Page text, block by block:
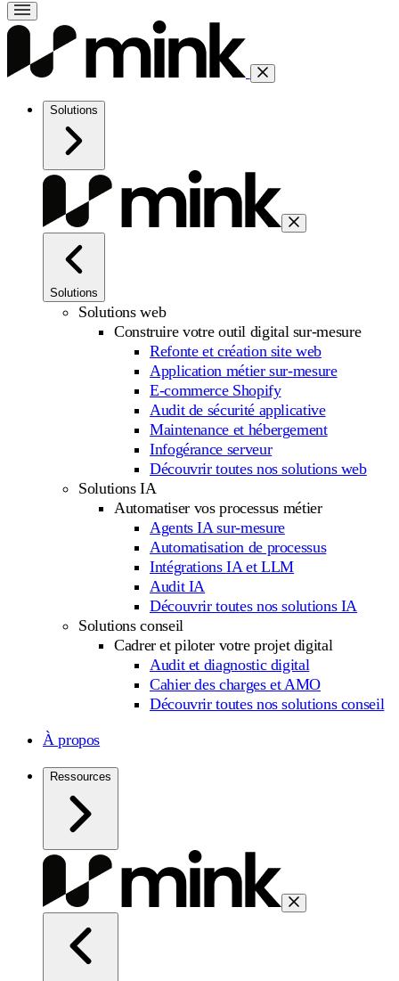
Solutions
Solutions
Solutions web
Construire votre outil digital sur-mesure
Refonte et création site web
Application métier sur-mesure
E-commerce Shopify
Audit de sécurité applicative
Maintenance et hébergement
Infogérance serveur
Découvrir toutes nos solutions web
Solutions IA
Automatiser vos processus métier
Agents IA sur-mesure
Automatisation de processus
Intégrations IA et LLM
Audit IA
Découvrir toutes nos solutions IA
Solutions conseil
Cadrer et piloter votre projet digital
Audit et diagnostic digital
Cahier des charges et AMO
Découvrir toutes nos solutions conseil
À propos
Ressources